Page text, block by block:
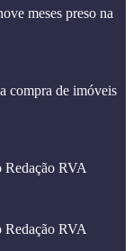
meses preso na
compra de imóveis
Redação RVA
Redação RVA